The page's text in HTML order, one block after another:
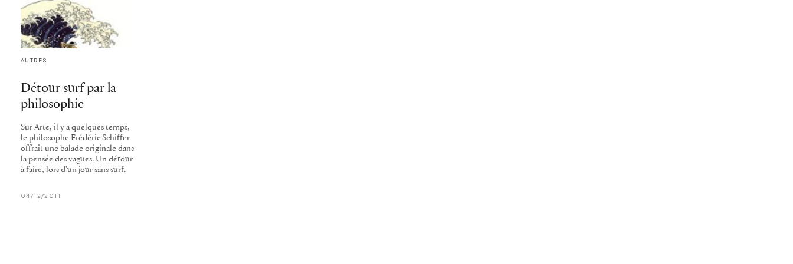
AUTRES
Détour surf par la
philosophie
Sur Arte, il y a quelques temps,
le philosophe Frédéric Schiffer
offrait une balade originale dans
la pensée des vagues. Un détour
à faire, lors d'un jour sans surf.
04/12/2011